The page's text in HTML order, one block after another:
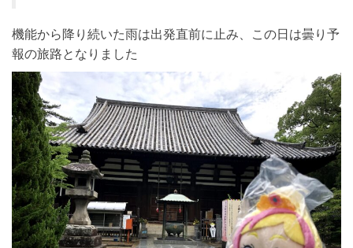
機能から降り続いた雨は出発直前に止み、この日は曇り予
報の旅路となりました